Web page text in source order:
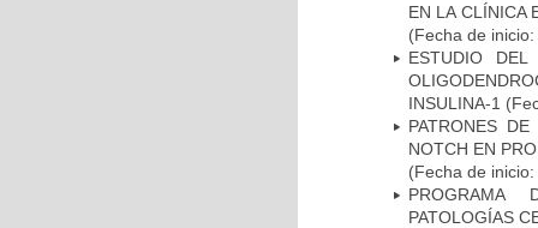
EN LA CLÍNICA
(Fecha de
ESTUDIO
INSULINA-1
PATRONES
NOTCH EN
(Fecha de
PROGRAMA
PATOLOGÍAS